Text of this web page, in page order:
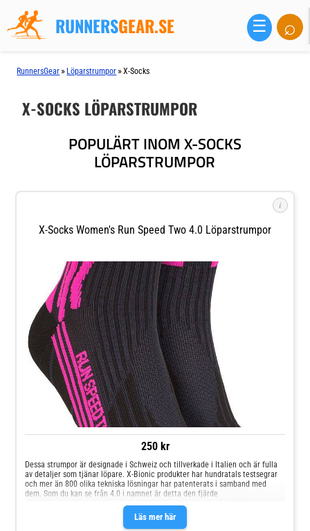
RUNNERSGEAR.SE ☰ ⌕
RunnersGear » Löparstrumpor »X-Socks
X-SOCKS LÖPARSTRUMPOR
POPULÄRT INOM X-SOCKS
LÖPARSTRUMPOR
i
X-Socks Women's Run Speed Two 4.0 Löparstrumpor
250 kr
Läs mer här
Dessa strumpor är designade i Schweiz och tillverkade i Italien och är fulla
av detaljer som tjänar löpare. X-Bionic produkter har hundratals testsegrar
och mer än 800 olika tekniska lösningar har patenterats i samband med
dem. Som du kan se från 4.0 i namnet är detta den fjärde
Nicholson akillessenskydd - Ventilationskanal: 3D-struktur och tekniskt
material möjliggör luftväxling - Suppronation bandage stöder fotens sunda